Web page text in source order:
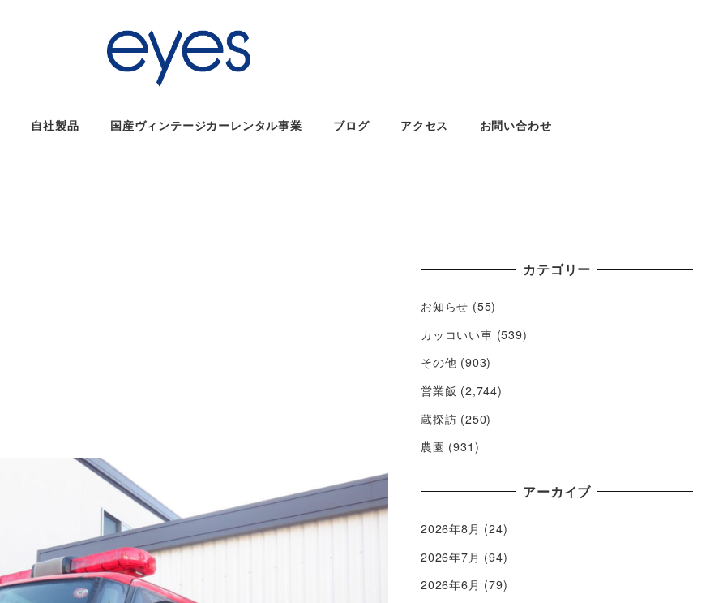
自社製品 国産ヴィンテージカーレンタル事業 ブログ アクセス お問い合わせ
カテゴリー
お知らせ (55)
カッコいい車 (539)
その他 (903)
営業飯 (2,744)
蔵探訪 (250)
農園 (931)
アーカイブ
2026年8月 (24)
2026年7月 (94)
2026年6月 (79)